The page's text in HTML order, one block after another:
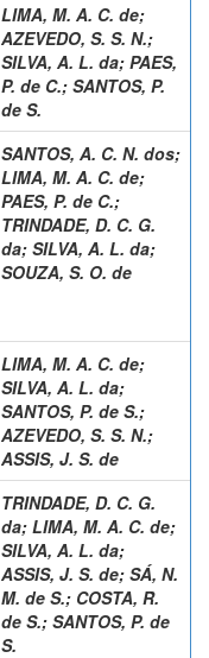
LIMA, M. A. C. de;
AZEVEDO, S. S. N.;
SILVA, A. L. da; PAES,
P. de C.; SANTOS, P.
de S.
SANTOS, A. C. N. dos;
LIMA, M. A. C. de;
PAES, P. de C.;
TRINDADE, D. C. G.
da; SILVA, A. L. da;
SOUZA, S. O. de
LIMA, M. A. C. de;
SILVA, A. L. da;
SANTOS, P. de S.;
AZEVEDO, S. S. N.;
ASSIS, J. S. de
TRINDADE, D. C. G.
da; LIMA, M. A. C. de;
SILVA, A. L. da;
ASSIS, J. S. de; SÁ, N.
M. de S.; COSTA, R.
de S.; SANTOS, P. de
S.